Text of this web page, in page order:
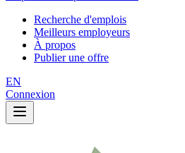
Recherche d'emplois
Meilleurs employeurs
À propos
Publier une offre
EN
Connexion